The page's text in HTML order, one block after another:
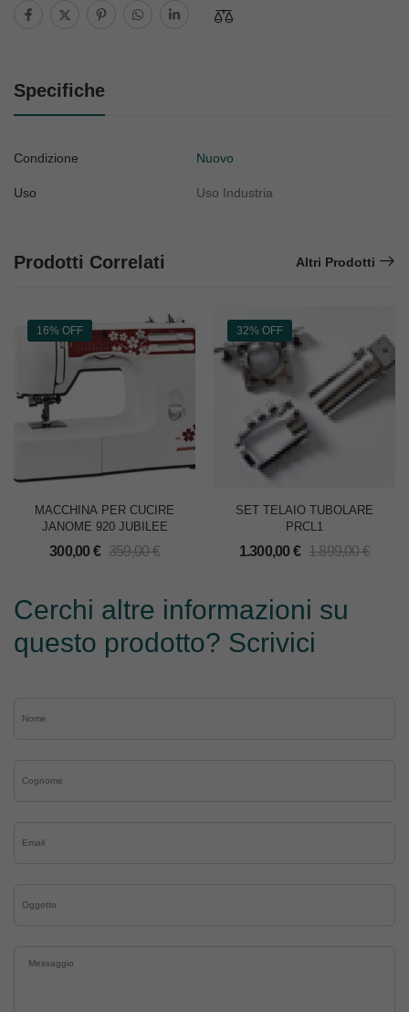
Specifiche
Condizione Nuovo
Uso Uso Industria
Prodotti Correlati Altri Prodotti
16% OFF
MACCHINA PER CUCIRE
JANOME 920 JUBILEE
300,00 € 359,00€
32% OFF
SET TELAIO TUBOLARE
PRCL1
1.300,00 € 1.899,00€
Cerchi altre informazioni su
questo prodotto? Scrivici